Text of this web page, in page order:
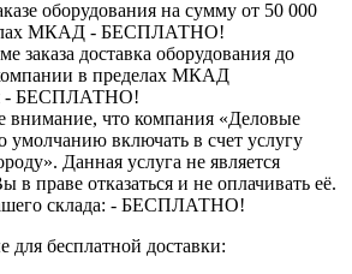
оборудования на сумму от 50 000
МКАД - БЕСПЛАТНО!
заказа доставка оборудования до
в пределах МКАД
- БЕСПЛАТНО!
что компания «Деловые
умолчанию включать в счет услугу
Данная услуга не является
в праве отказаться и не оплачивать её.
склада: - БЕСПЛАТНО!
для бесплатной доставки: